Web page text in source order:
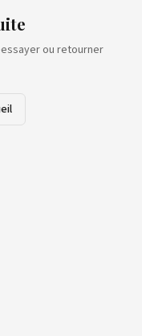
ou retourner